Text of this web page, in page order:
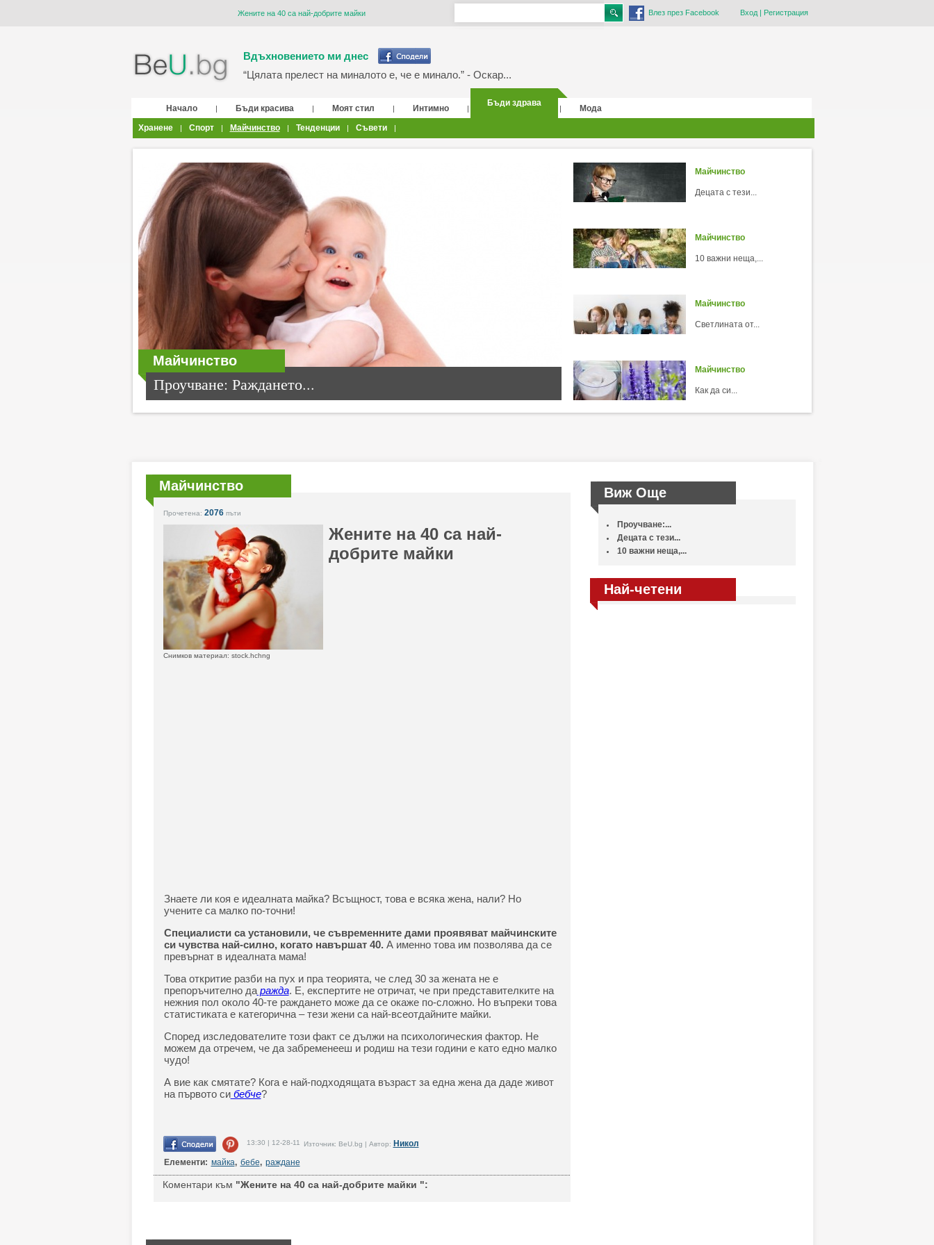
Жените на 40 са най-добрите майки Влез през Facebook Вход| Регистрация
Вдъхновението ми днес
“Цялата прелест на миналото е, че е минало.” - Оскар...
Начало | Бъди красива | Моят стил | Интимно |
Бъди здрава
|
Мода
Хранене
| Спорт | Майчинство | Тенденции | Съвети |
Майчинство
Проучване: Раждането...
Майчинство
Децата с тези...
Майчинство
10 важни неща,...
Майчинство
Светлината от...
Майчинство
Как да си...
Майчинство
Прочетена: 2076пъти
Жените на 40 са най-
добрите майки
Снимков материал: stock.hchng
Знаете ли коя е идеалната майка? Всъщност, това е всяка жена, нали? Но
учените са малко по-точни!
Специалисти са установили, че съвременните дами проявяват майчинските
си чувства най-силно, когато навършат 40. А именно това им позволява да се
превърнат в идеалната мама!
Това откритие разби на пух и пра теорията, че след 30 за жената не е
препоръчително даражда. Е, експертите не отричат, че при представителките на
нежния пол около 40-те раждането може да се окаже по-сложно. Но въпреки това
статистиката е категорична – тези жени са най-всеотдайните майки.
Според изследователите този факт се дължи на психологическия фактор. Не
можем да отречем, че да забременееш и родиш на тези години е като едно малко
чудо!
А вие как смятате? Кога е най-подходящата възраст за една жена да даде живот
на първото сибебче?
13:30 | 12-28-11 Източник: BeU.bg | Автор: Никол
Елементи: майка, бебе, раждане
Коментари към "Жените на 40 са най-добрите майки ":
Виж Още
Проучване:...
Децата с тези...
10 важни неща,...
Най-четени